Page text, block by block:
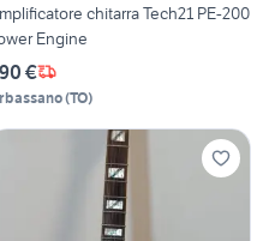
chitarra Tech21 PE-200
Engine
€
(TO)